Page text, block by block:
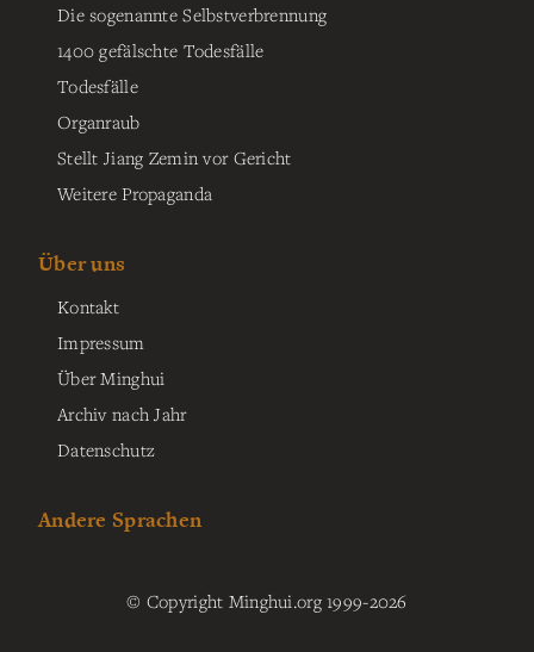
Die sogenannte Selbstverbrennung
1400 gefälschte Todesfälle
Todesfälle
Organraub
Stellt Jiang Zemin vor Gericht
Weitere Propaganda
Über uns
Kontakt
Impressum
Über Minghui
Archiv nach Jahr
Datenschutz
Andere Sprachen
© Copyright Minghui.org 1999-2026